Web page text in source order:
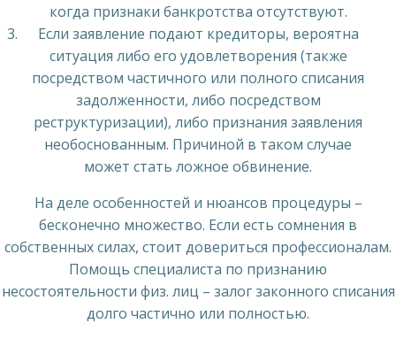
когда признаки банкротства отсутствуют.
Если заявление подают кредиторы, вероятна
ситуация либо его удовлетворения (также
посредством частичного или полного списания
задолженности, либо посредством
реструктуризации), либо признания заявления
необоснованным. Причиной в таком случае
может стать ложное обвинение.
На деле особенностей и нюансов процедуры –
бесконечно множество. Если есть сомнения в
собственных силах, стоит довериться профессионалам.
Помощь специалиста по признанию
несостоятельности физ. лиц – залог законного списания
долго частично или полностью.